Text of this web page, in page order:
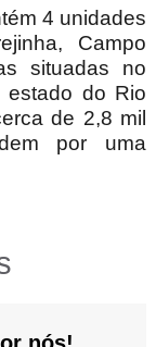
4 unidades
Campo
situadas no
estado do Rio
de 2,8 mil
por uma